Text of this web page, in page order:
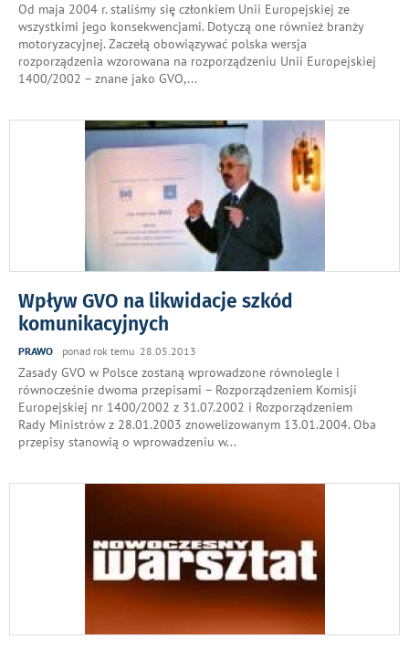
Od maja 2004 r. staliśmy się członkiem Unii Europejskiej ze
wszystkimi jego konsekwencjami. Dotyczą one również branży
motoryzacyjnej. Zaczełą obowiązywać polska wersja
rozporządzenia wzorowana na rozporządzeniu Unii Europejskiej
1400/2002 – znane jako GVO,...
Wpływ GVO na likwidacje szkód
komunikacyjnych
PRAWO ponad rok temu 28.05.2013
Zasady GVO w Polsce zostaną wprowadzone równolegle i
równocześnie dwoma przepisami – Rozporządzeniem Komisji
Europejskiej nr 1400/2002 z 31.07.2002 i Rozporządzeniem
Rady Ministrów z 28.01.2003 znowelizowanym 13.01.2004. Oba
przepisy stanowią o wprowadzeniu w...